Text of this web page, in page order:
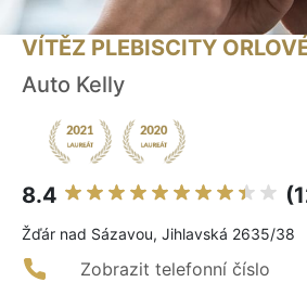
VÍTĚZ PLEBISCITY
Auto Kelly
8.4
Žďár nad Sázavou, Jihlavská 2635/38
Zobrazit telefonní číslo